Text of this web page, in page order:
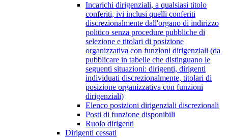
Incarichi dirigenziali, a qualsiasi titolo
conferiti, ivi inclusi quelli conferiti
discrezionalmente dall'organo di indirizzo
politico senza procedure pubbliche di
selezione e titolari di posizione
organizzativa con funzioni dirigenziali (da
pubblicare in tabelle che distinguano le
seguenti situazioni: dirigenti, dirigenti
individuati discrezionalmente, titolari di
posizione organizzativa con funzioni
dirigenziali)
Elenco posizioni dirigenziali discrezionali
Posti di funzione disponibili
Ruolo dirigenti
Dirigenti cessati